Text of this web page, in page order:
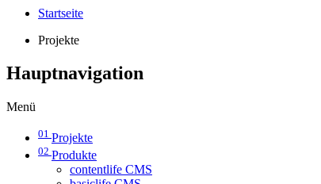
Startseite
Projekte
Hauptnavigation
Menü
01 Projekte
02 Produkte
contentlife CMS